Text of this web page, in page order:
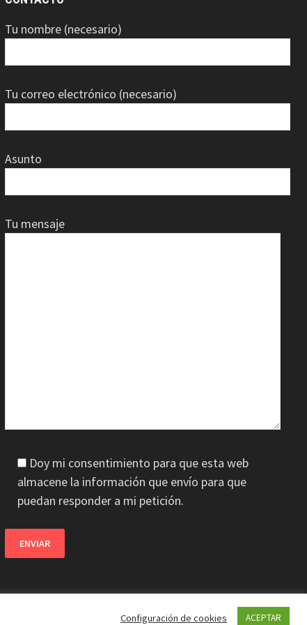
Tu nombre (necesario)
Tu correo electrónico (necesario)
Asunto
Tu mensaje
Doy mi consentimiento para que esta web
almacene la información que envío para que
puedan responder a mi petición.
Configuración de cookies ACEPTAR